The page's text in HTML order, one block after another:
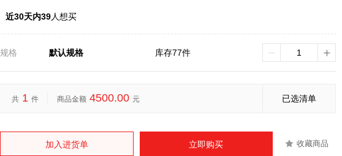
近30天内39人想买
规格 默认规格 库存77件
共 1 件 商品金额 4500.00 元 已选清单
加入进货单 立即购买 收藏商品